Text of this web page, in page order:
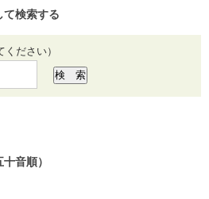
て検索する
ださい）
音順）